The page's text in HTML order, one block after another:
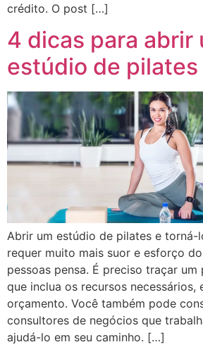
crédito. O post […]
4 dicas para abrir
estúdio de pilates
Abrir um estúdio de pilates e torná-
requer muito mais suor e esforço
pessoas pensa. É preciso traçar
que inclua os recursos necessários,
orçamento. Você também pode
consultores de negócios que
ajudá-lo em seu caminho. […]